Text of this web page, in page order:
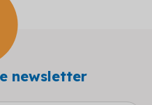
newsletter